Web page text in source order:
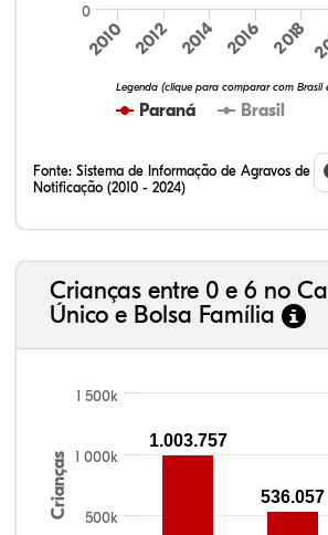
Paraná Brasil
Legenda (clique para comparar com Brasil
2010 2012 2014 2016 2018
0
Fonte: Sistema de Informação de Agravos de
Notificação (2010 - 2024)
Crianças entre 0 e 6 no
Único e Bolsa Família
Crianças 500k
1 000k
1 500k
1.003.757
536.057
32,57%
9,24%
0,46%
54,88%
1,27%
1,56%